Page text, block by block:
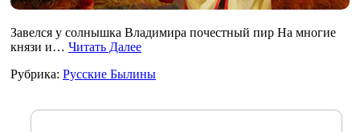
Завелся у солнышка Владимира почестный пир На многие
князи и… Читать Далее
Рубрика: Русские Былины